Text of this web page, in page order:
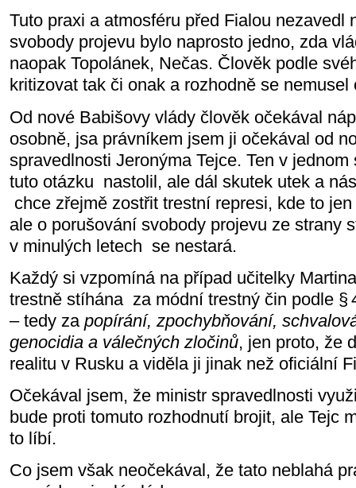
Tuto praxi a atmosféru před Fialou nezavedl
svobody projevu bylo naprosto jedno, zda
naopak Topolánek, Nečas. Člověk podle
kritizovat tak či onak a rozhodně se
Od nové Babišovy vlády člověk očekával
osobně, jsa právníkem jsem ji očekával od
spravedlnosti Jeronýma Tejce. Ten v
tuto otázku nastolil, ale dál skutek utek a
chce zřejmě zostřit trestní represi, kde to
ale o porušování svobody projevu ze strany
v minulých letech se nestará.
Každý si vzpomíná na případ učitelky
trestně stíhána za módní trestný čin podle §
–tedy za popírání, zpochybňování,
genocidia a válečných zločinů, jen proto, že
realitu v Rusku a viděla ji jinak než oficiální
Očekával jsem, že ministr spravedlnosti
bude proti tomuto rozhodnutí brojit, ale Tejc
to líbí.
Co jsem však neočekával, že tato neblahá